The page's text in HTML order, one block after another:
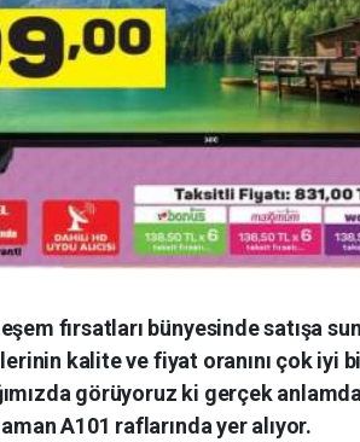
fırsatları bünyesinde satışa
kalite ve fiyat oranını çok iyi
görüyoruz ki gerçek
A101 raflarında yer alıyor.